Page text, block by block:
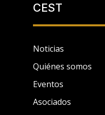
CEST
Noticias
Quiénes somos
Eventos
Asociados